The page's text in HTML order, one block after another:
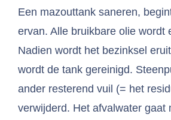
Een mazouttank saneren,
ervan. Alle bruikbare olie wordt
Nadien wordt het bezinksel
wordt de tank gereinigd.
ander resterend vuil (= het
verwijderd. Het afvalwater gaat